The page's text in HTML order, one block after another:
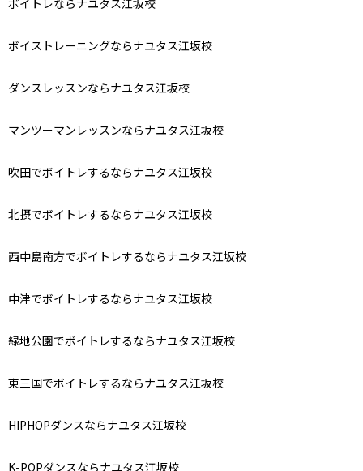
ボイストレーニングならナユタス江坂校
ダンスレッスンならナユタス江坂校
マンツーマンレッスンならナユタス江坂校
吹田でボイトレするならナユタス江坂校
北摂でボイトレするならナユタス江坂校
西中島南方でボイトレするならナユタス江坂校
中津でボイトレするならナユタス江坂校
緑地公園でボイトレするならナユタス江坂校
東三国でボイトレするならナユタス江坂校
HIPHOPダンスならナユタス江坂校
K-POPダンスならナユタス江坂校